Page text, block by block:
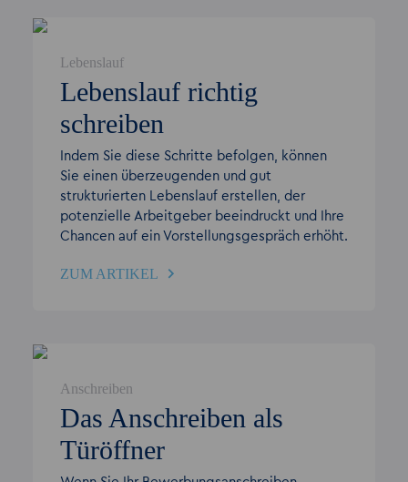
Lebenslauf
Lebenslauf richtig
schreiben
Indem Sie diese Schritte befolgen, können
Sie einen überzeugenden und gut
strukturierten Lebenslauf erstellen, der
potenzielle Arbeitgeber beeindruckt und Ihre
Chancen auf ein Vorstellungsgespräch erhöht.
ZUM ARTIKEL
Anschreiben
Das Anschreiben als
Türöffner